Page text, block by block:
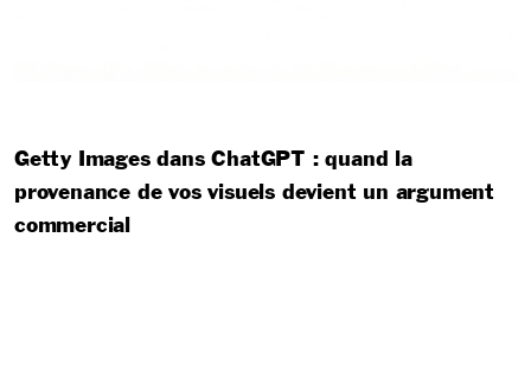
Getty Images dans ChatGPT : quand la
provenance de vos visuels devient un argument
commercial